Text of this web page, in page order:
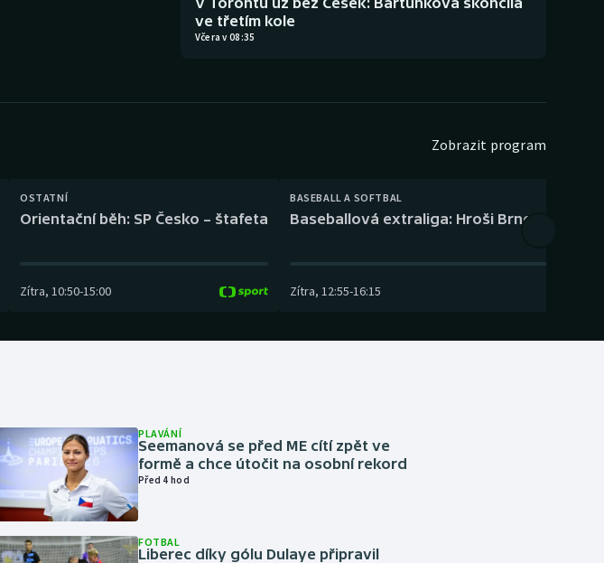
ve třetím kole
Včera v 08:35
Zobrazit program
OSTATNÍ
Orientační běh: SP Česko – štafeta
Zítra, 10:50-15:00
BASEBALL A SOFTBAL
Baseballová extraliga: Hroši Brno – Eagles
Zítra, 12:55-16:15
PLAVÁNÍ
Seemanová se před ME cítí zpět ve
formě a chce útočit na osobní rekord
Před 4 hod
FOTBAL
Liberec díky gólu Dulaye připravil